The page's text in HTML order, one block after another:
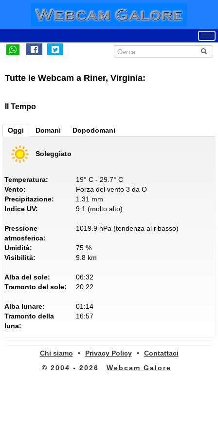
Tutte le Webcam a Riner, Virginia:
Il Tempo
Oggi Domani Dopodomani
Soleggiato
Temperatura:
19° C - 29.7° C
Vento:
Forza del vento 3 da O
Precipitazione:
1.31 mm
Indice UV:
9.1 (molto alto)
Pressione
atmosferica:
1019.9 hPa (tendenza al ribasso)
Umidità:
75 %
Visibilità:
9.8 km
Alba del sole:
06:32
Tramonto del sole:
20:22
Alba lunare:
01:14
Tramonto della
luna:
16:57
Chi siamo • Privacy Policy •
Contattaci
© 2004 - 2026
Webcam Galore